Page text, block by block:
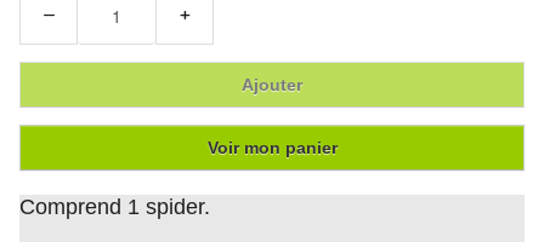
− +
Ajouter
Voir mon panier
Comprend 1 spider.